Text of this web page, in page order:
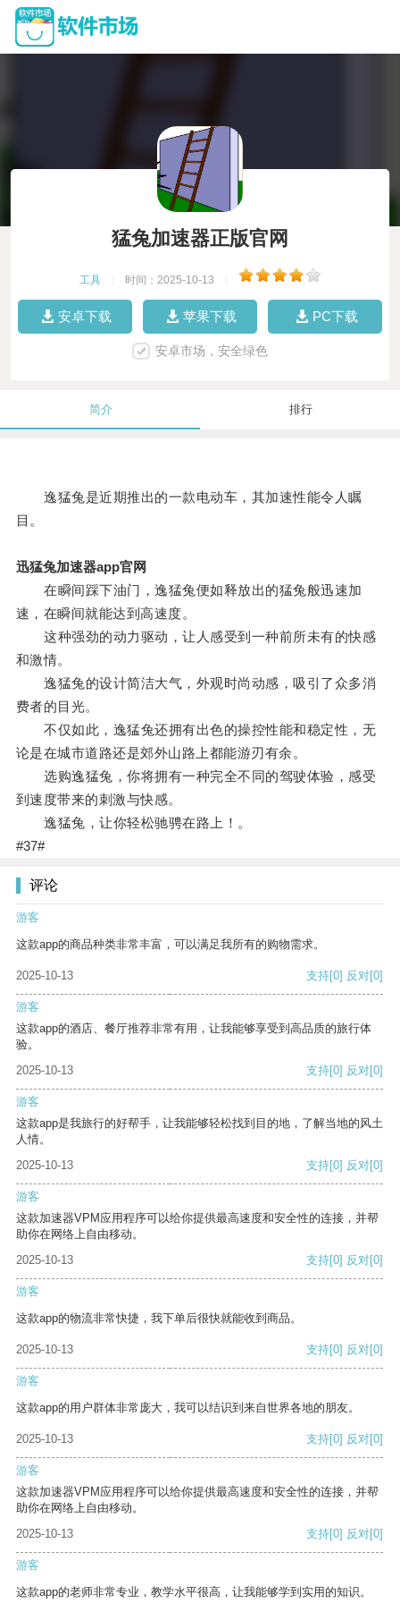
猛兔加速器正版官网
工具 时间：2025-10-13
安卓下载 苹果下载 PC下载
安卓市场，安全绿色
简介 排行
逸猛兔是近期推出的一款电动车，其加速性能令人瞩
目。
迅猛兔加速器app官网
在瞬间踩下油门，逸猛兔便如释放出的猛兔般迅速加
速，在瞬间就能达到高速度。
这种强劲的动力驱动，让人感受到一种前所未有的快感
和激情。
逸猛兔的设计简洁大气，外观时尚动感，吸引了众多消
费者的目光。
不仅如此，逸猛兔还拥有出色的操控性能和稳定性，无
论是在城市道路还是郊外山路上都能游刃有余。
选购逸猛兔，你将拥有一种完全不同的驾驶体验，感受
到速度带来的刺激与快感。
逸猛兔，让你轻松驰骋在路上！。
#37#
评论
游客
这款app的商品种类非常丰富，可以满足我所有的购物需求。
2025-10-13 支持[0] 反对[0]
游客
这款app的酒店、餐厅推荐非常有用，让我能够享受到高品质的旅行体
验。
2025-10-13
支持[0] 反对[0]
游客
这款app是我旅行的好帮手，让我能够轻松找到目的地，了解当地的风土
人情。
2025-10-13
支持[0] 反对[0]
游客
这款加速器VPM应用程序可以给你提供最高速度和安全性的连接，并帮
助你在网络上自由移动。
2025-10-13
支持[0] 反对[0]
游客
这款app的物流非常快捷，我下单后很快就能收到商品。
2025-10-13 支持[0] 反对[0]
游客
这款app的用户群体非常庞大，我可以结识到来自世界各地的朋友。
2025-10-13 支持[0] 反对[0]
游客
这款加速器VPM应用程序可以给你提供最高速度和安全性的连接，并帮
助你在网络上自由移动。
2025-10-13
支持[0] 反对[0]
游客
这款app的老师非常专业，教学水平很高，让我能够学到实用的知识。